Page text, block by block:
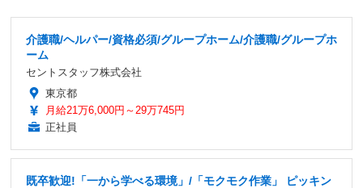
介護職/ヘルパー/資格必須/グループホーム/介護職/グループホ
ーム
セントスタッフ株式会社
東京都
月給21万6,000円～29万745円
正社員
既卒歓迎!「一から学べる環境」/「モクモク作業」 ピッキン